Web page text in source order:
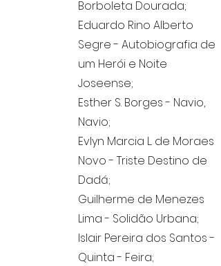
Borboleta Dourada;
Eduardo Rino Alberto
Segre - Autobiografia de
um Herói e Noite
Joseense;
Esther S. Borges - Navio,
Navio;
Evlyn Marcia L. de Moraes
Novo - Triste Destino de
Dadá;
Guilherme de Menezes
Lima - Solidão Urbana;
Islair Pereira dos Santos -
Quinta - Feira;